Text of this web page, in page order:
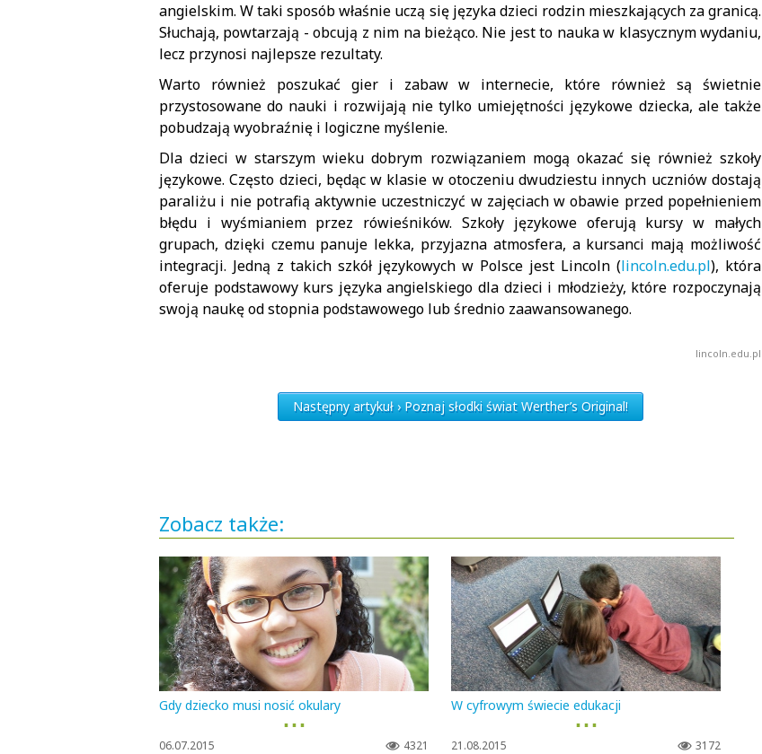
angielskim. W taki sposób właśnie uczą się języka dzieci rodzin mieszkających za granicą.
Słuchają, powtarzają - obcują z nim na bieżąco. Nie jest to nauka w klasycznym wydaniu,
lecz przynosi najlepsze rezultaty.
Warto również poszukać gier i zabaw w internecie, które również są świetnie
przystosowane do nauki i rozwijają nie tylko umiejętności językowe dziecka, ale także
pobudzają wyobraźnię i logiczne myślenie.
Dla dzieci w starszym wieku dobrym rozwiązaniem mogą okazać się również szkoły
językowe. Często dzieci, będąc w klasie w otoczeniu dwudziestu innych uczniów dostają
paraliżu i nie potrafią aktywnie uczestniczyć w zajęciach w obawie przed popełnieniem
błędu i wyśmianiem przez rówieśników. Szkoły językowe oferują kursy w małych
grupach, dzięki czemu panuje lekka, przyjazna atmosfera, a kursanci mają możliwość
integracji. Jedną z takich szkół językowych w Polsce jest Lincoln (lincoln.edu.pl), która
oferuje podstawowy kurs języka angielskiego dla dzieci i młodzieży, które rozpoczynają
swoją naukę od stopnia podstawowego lub średnio zaawansowanego.
lincoln.edu.pl
Następny artykuł › Poznaj słodki świat Werther’s Original!
Zobacz także:
Gdy dziecko musi nosić okulary
▪ ▪ ▪
4321
06.07.2015
W cyfrowym świecie edukacji
▪ ▪ ▪
3172
21.08.2015